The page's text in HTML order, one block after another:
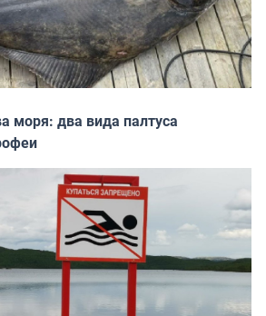
моря: два вида палтуса